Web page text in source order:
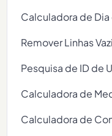
Calculadora de Dia
Remover Linhas
Pesquisa de ID de
Calculadora de
Calculadora de